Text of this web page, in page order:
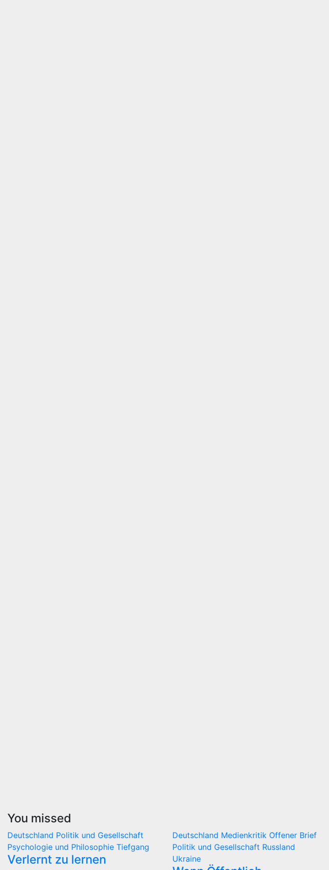
You missed
Deutschland Politik und Gesellschaft
Psychologie und Philosophie Tiefgang
Verlernt zu lernen
Deutschland Medienkritik Offener Brief
Politik und Gesellschaft Russland
Ukraine